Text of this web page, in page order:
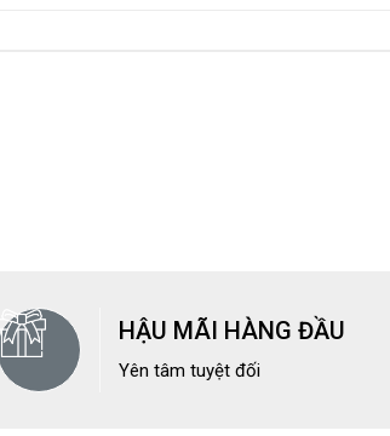
HẬU MÃI HÀNG ĐẦU
Yên tâm tuyệt đối